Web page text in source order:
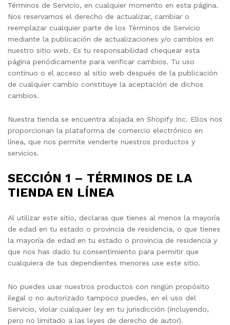
Términos de Servicio, en cualquier momento en esta página.
Nos reservamos el derecho de actualizar, cambiar o
reemplazar cualquier parte de los Términos de Servicio
mediante la publicación de actualizaciones y/o cambios en
nuestro sitio web. Es tu responsabilidad chequear esta
página periódicamente para verificar cambios. Tu uso
continuo o el acceso al sitio web después de la publicación
de cualquier cambio constituye la aceptación de dichos
cambios.
Nuestra tienda se encuentra alojada en Shopify Inc. Ellos nos
proporcionan la plataforma de comercio electrónico en
línea, que nos permite venderte nuestros productos y
servicios.
SECCIÓN 1 – TÉRMINOS DE LA
TIENDA EN LÍNEA
Al utilizar este sitio, declaras que tienes al menos la mayoría
de edad en tu estado o provincia de residencia, o que tienes
la mayoría de edad en tu estado o provincia de residencia y
que nos has dado tu consentimiento para permitir que
cualquiera de tus dependientes menores use este sitio.
No puedes usar nuestros productos con ningún propósito
ilegal o no autorizado tampoco puedes, en el uso del
Servicio, violar cualquier ley en tu jurisdicción (incluyendo,
pero no limitado a las leyes de derecho de autor).